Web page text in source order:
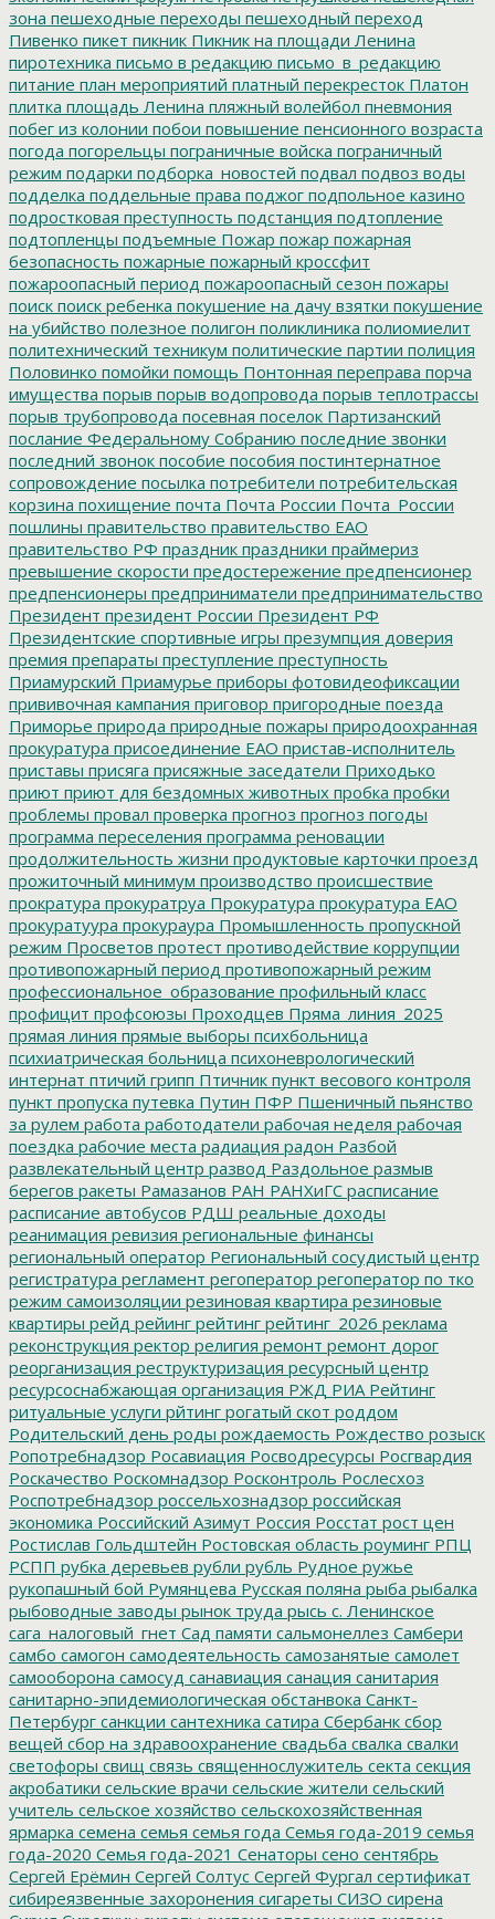
зона пешеходные переходы пешеходный переход
Пивенко пикет пикник Пикник на площади Ленина
пиротехника письмо в редакцию письмо_в_редакцию
питание план мероприятий платный перекресток Платон
плитка площадь Ленина пляжный волейбол пневмония
побег из колонии побои повышение пенсионного возраста
погода погорельцы пограничные войска пограничный
режим подарки подборка_новостей подвал подвоз воды
подделка поддельные права поджог подпольное казино
подростковая преступность подстанция подтопление
подтопленцы подъемные Пожар пожар пожарная
безопасность пожарные пожарный кроссфит
пожароопасный период пожароопасный сезон пожары
поиск поиск ребенка покушение на дачу взятки покушение
на убийство полезное полигон поликлиника полиомиелит
политехнический техникум политические партии полиция
Половинко помойки помощь Понтонная переправа порча
имущества порыв порыв водопровода порыв теплотрассы
порыв трубопровода посевная поселок Партизанский
послание Федеральному Собранию последние звонки
последний звонок пособие пособия постинтернатное
сопровождение посылка потребители потребительская
корзина похищение почта Почта России Почта_России
пошлины правительство правительство ЕАО
правительство РФ праздник праздники праймериз
превышение скорости предостережение предпенсионер
предпенсионеры предприниматели предпринимательство
Президент президент России Президент РФ
Президентские спортивные игры презумпция доверия
премия препараты преступление преступность
Приамурский Приамурье приборы фотовидеофиксации
прививочная кампания приговор пригородные поезда
Приморье природа природные пожары природоохранная
прокуратура присоединение ЕАО пристав-исполнитель
приставы присяга присяжные заседатели Приходько
приют приют для бездомных животных пробка пробки
проблемы провал проверка прогноз прогноз погоды
программа переселения программа реновации
продолжительность жизни продуктовые карточки проезд
прожиточный минимум производство происшествие
прократура прокуратруа Прокуратура прокуратура ЕАО
прокуратуура прокураура Промышленность пропускной
режим Просветов протест противодействие коррупции
противопожарный период противопожарный режим
профессиональное_образование профильный класс
профицит профсоюзы Проходцев Пряма_линия_2025
прямая линия прямые выборы психбольница
психиатрическая больница психоневрологический
интернат птичий грипп Птичник пункт весового контроля
пункт пропуска путевка Путин ПФР Пшеничный пьянство
за рулем работа работодатели рабочая неделя рабочая
поездка рабочие места радиация радон Разбой
развлекательный центр развод Раздольное размыв
берегов ракеты Рамазанов РАН РАНХиГС расписание
расписание автобусов РДШ реальные доходы
реанимация ревизия региональные финансы
региональный оператор Региональный сосудистый центр
регистратура регламент регоператор регоператор по тко
режим самоизоляции резиновая квартира резиновые
квартиры рейд рейинг рейтинг рейтинг_2026 реклама
реконструкция ректор религия ремонт ремонт дорог
реорганизация реструктуризация ресурсный центр
ресурсоснабжающая организация РЖД РИА Рейтинг
ритуальные услуги рйтинг рогатый скот роддом
Родительский день роды рождаемость Рождество розыск
Ропотребнадзор Росавиация Росводресурсы Росгвардия
Роскачество Роскомнадзор Росконтроль Рослесхоз
Роспотребнадзор россельхознадзор российская
экономика Российский Азимут Россия Росстат рост цен
Ростислав Гольдштейн Ростовская область роуминг РПЦ
РСПП рубка деревьев рубли рубль Рудное ружье
рукопашный бой Румянцева Русская поляна рыба рыбалка
рыбоводные заводы рынок труда рысь с. Ленинское
сага_налоговый_гнет Сад памяти сальмонеллез Самбери
самбо самогон самодеятельность самозанятые самолет
самооборона самосуд санавиация санация санитария
санитарно-эпидемиологическая обстанвока Санкт-
Петербург санкции сантехника сатира Сбербанк сбор
вещей сбор на здравоохранение свадьба свалка свалки
светофоры свищ связь священнослужитель секта секция
акробатики сельские врачи сельские жители сельский
учитель сельское хозяйство сельскохозяйственная
ярмарка семена семья семья года Семья года-2019 семья
года-2020 Семья года-2021 Сенаторы сено сентябрь
Сергей Ерёмин Сергей Солтус Сергей Фургал сертификат
сибиреязвенные захоронения сигареты СИЗО сирена